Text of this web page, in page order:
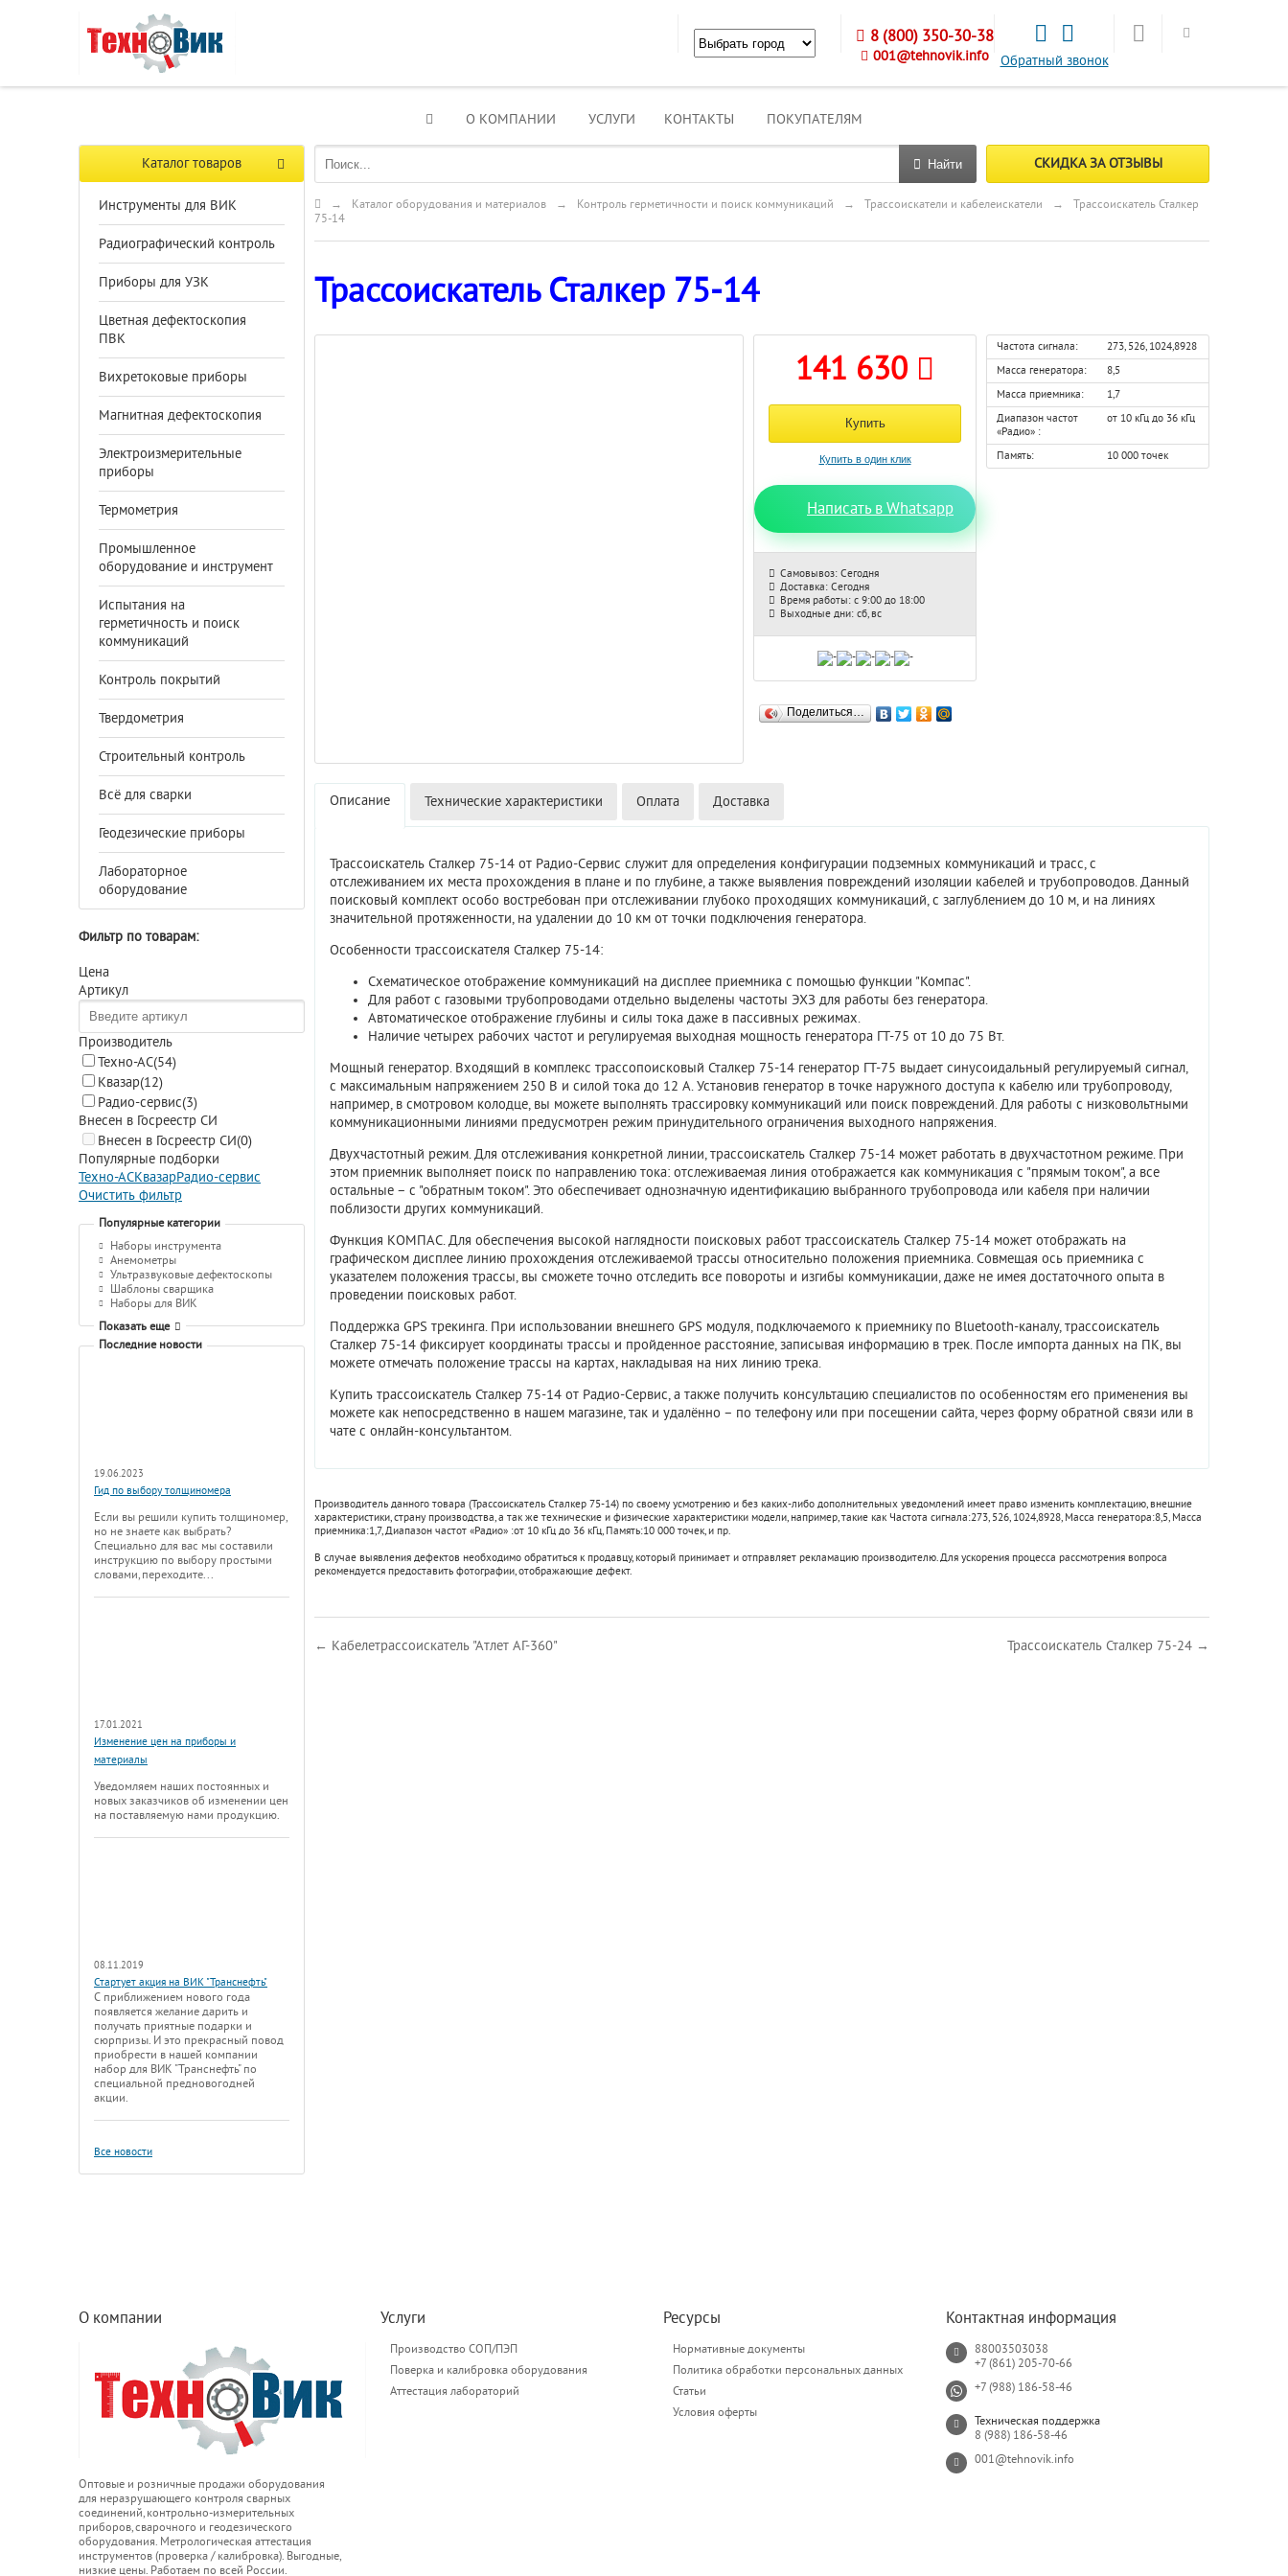
Обратный звонок
8 (800) 350-30-38
001@tehnovik.info
О КОМПАНИИ УСЛУГИ КОНТАКТЫ ПОКУПАТЕЛЯМ
Каталог товаров
Инструменты для ВИК
Радиографический контроль
Приборы для УЗК
Цветная дефектоскопия
ПВК
Вихретоковые приборы
Магнитная дефектоскопия
Электроизмерительные
приборы
Термометрия
Промышленное
оборудование и инструмент
Испытания на
герметичность и поиск
коммуникаций
Контроль покрытий
Твердометрия
Строительный контроль
Всё для сварки
Геодезические приборы
Лабораторное
оборудование
Фильтр по товарам:
Цена
Артикул
Производитель
Техно-АС(54)
Квазар(12)
Радио-сервис(3)
Внесен в Госреестр СИ
Внесен в Госреестр СИ(0)
Популярные подборки
Техно-АСКвазарРадио-сервис
Очистить фильтр
Популярные категории
Наборы инструмента
Анемометры
Ультразвуковые дефектоскопы
Шаблоны сварщика
Наборы для ВИК
Показать еще
Последние новости
19.06.2023
Гид по выбору толщиномера
Если вы решили купить толщиномер,
но не знаете как выбрать?
Специально для вас мы составили
инструкцию по выбору простыми
словами, переходите...
17.01.2021
Изменение цен на приборы и
материалы
Уведомляем наших постоянных и
новых заказчиков об изменении цен
на поставляемую нами продукцию.
08.11.2019
Стартует акция на ВИК "Транснефть"
С приближением нового года
появляется желание дарить и
получать приятные подарки и
сюрпризы. И это прекрасный повод
приобрести в нашей компании
набор для ВИК "Транснефть" по
специальной предновогодней
акции.
Все новости
Найти СКИДКА ЗА ОТЗЫВЫ
→ Каталог оборудования и материалов → Контроль герметичности и поиск коммуникаций → Трассоискатели и кабелеискатели →
Трассоискатель Сталкер
75-14
Трассоискатель Сталкер 75-14
141 630
Написать в Whatsapp
Самовывоз: Сегодня
Доставка: Сегодня
Время работы: с 9:00 до 18:00
Выходные дни: сб, вс
Поделиться…
Частота сигнала:
273, 526, 1024,8928
Масса генератора:
8,5
Масса приемника:
1,7
Диапазон частот
«Радио» :
от 10 кГц до 36 кГц
Память: 10 000 точек
Описание Технические характеристики Оплата Доставка
Трассоискатель Сталкер 75-14 от Радио-Сервис служит для определения конфигурации подземных коммуникаций и трасс, с
отслеживанием их места прохождения в плане и по глубине, а также выявления повреждений изоляции кабелей и трубопроводов. Данный
поисковый комплект особо востребован при отслеживании глубоко проходящих коммуникаций, с заглублением до 10 м, и на линиях
значительной протяженности, на удалении до 10 км от точки подключения генератора.
Особенности трассоискателя Сталкер 75-14:
Схематическое отображение коммуникаций на дисплее приемника с помощью функции "Компас".
Для работ с газовыми трубопроводами отдельно выделены частоты ЭХЗ для работы без генератора.
Автоматическое отображение глубины и силы тока даже в пассивных режимах.
Наличие четырех рабочих частот и регулируемая выходная мощность генератора ГТ-75 от 10 до 75 Вт.
Мощный генератор. Входящий в комплекс трассопоисковый Сталкер 75-14 генератор ГТ-75 выдает синусоидальный регулируемый сигнал,
с максимальным напряжением 250 В и силой тока до 12 А. Установив генератор в точке наружного доступа к кабелю или трубопроводу,
например, в смотровом колодце, вы можете выполнять трассировку коммуникаций или поиск повреждений. Для работы с низковольтными
коммуникационными линиями предусмотрен режим принудительного ограничения выходного напряжения.
Двухчастотный режим. Для отслеживания конкретной линии, трассоискатель Сталкер 75-14 может работать в двухчастотном режиме. При
этом приемник выполняет поиск по направлению тока: отслеживаемая линия отображается как коммуникация с "прямым током", а все
остальные – с "обратным током". Это обеспечивает однозначную идентификацию выбранного трубопровода или кабеля при наличии
поблизости других коммуникаций.
Функция КОМПАС. Для обеспечения высокой наглядности поисковых работ трассоискатель Сталкер 75-14 может отображать на
графическом дисплее линию прохождения отслеживаемой трассы относительно положения приемника. Совмещая ось приемника с
указателем положения трассы, вы сможете точно отследить все повороты и изгибы коммуникации, даже не имея достаточного опыта в
проведении поисковых работ.
Поддержка GPS трекинга. При использовании внешнего GPS модуля, подключаемого к приемнику по Bluetooth-каналу, трассоискатель
Сталкер 75-14 фиксирует координаты трассы и пройденное расстояние, записывая информацию в трек. После импорта данных на ПК, вы
можете отмечать положение трассы на картах, накладывая на них линию трека.
Купить трассоискатель Сталкер 75-14 от Радио-Сервис, а также получить консультацию специалистов по особенностям его применения вы
можете как непосредственно в нашем магазине, так и удалённо – по телефону или при посещении сайта, через форму обратной связи или в
чате с онлайн-консультантом.
Производитель данного товара (Трассоискатель Сталкер 75-14) по своему усмотрению и без каких-либо дополнительных уведомлений имеет право изменить комплектацию, внешние
характеристики, страну производства, а так же технические и физические характеристики модели, например, такие как Частота сигнала:273, 526, 1024,8928, Масса генератора:8,5, Масса
приемника:1,7,Диапазон частот «Радио» :от 10 кГц до 36 кГц, Память:10 000 точек, и пр.
В случае выявления дефектов необходимо обратиться к продавцу, который принимает и отправляет рекламацию производителю. Для ускорения процесса рассмотрения вопроса
рекомендуется предоставить фотографии, отображающие дефект.
← Кабелетрассоискатель "Атлет АГ-360" Трассоискатель Сталкер 75-24 →
О компании
Оптовые и розничные продажи оборудования
для неразрушающего контроля сварных
соединений, контрольно-измерительных
приборов, сварочного и геодезического
оборудования. Метрологическая аттестация
инструментов (проверка / калибровка). Выгодные,
низкие цены. Работаем по всей России.
Услуги
Производство СОП/ПЭП
Поверка и калибровка оборудования
Аттестация лабораторий
Ресурсы
Нормативные документы
Политика обработки персональных данных
Статьи
Условия оферты
Контактная информация
88003503038
+7 (861) 205-70-66
+7 (988) 186-58-46
Техническая поддержка
8 (988) 186-58-46
001@tehnovik.info